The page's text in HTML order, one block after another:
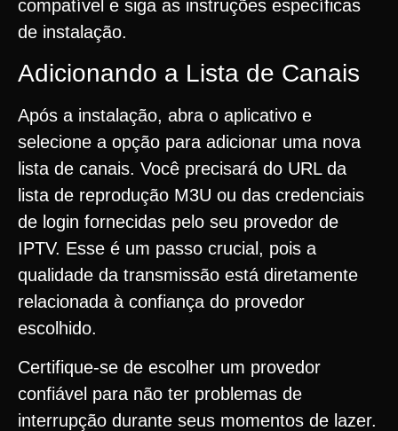
compatível e siga as instruções específicas
de instalação.
Adicionando a Lista de Canais
Após a instalação, abra o aplicativo e
selecione a opção para adicionar uma nova
lista de canais. Você precisará do URL da
lista de reprodução M3U ou das credenciais
de login fornecidas pelo seu provedor de
IPTV. Esse é um passo crucial, pois a
qualidade da transmissão está diretamente
relacionada à confiança do provedor
escolhido.
Certifique-se de escolher um provedor
confiável para não ter problemas de
interrupção durante seus momentos de lazer.